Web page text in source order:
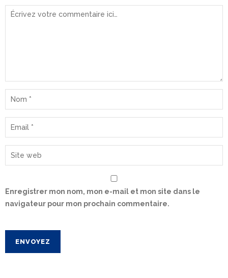
Enregistrer mon nom, mon e-mail et mon site dans le
navigateur pour mon prochain commentaire.